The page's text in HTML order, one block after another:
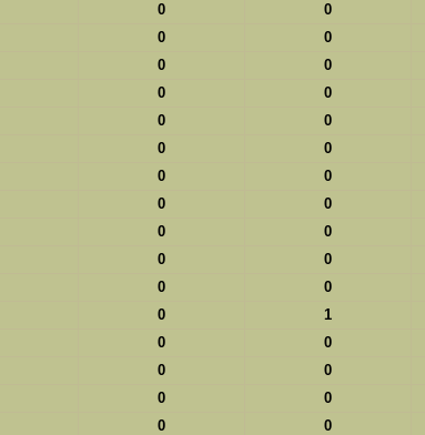
0 0
0 0
0 0
0 0
0 0
0 0
0 0
0 0
0 0
0 0
0 0
0 1
0 0
0 0
0 0
0 0